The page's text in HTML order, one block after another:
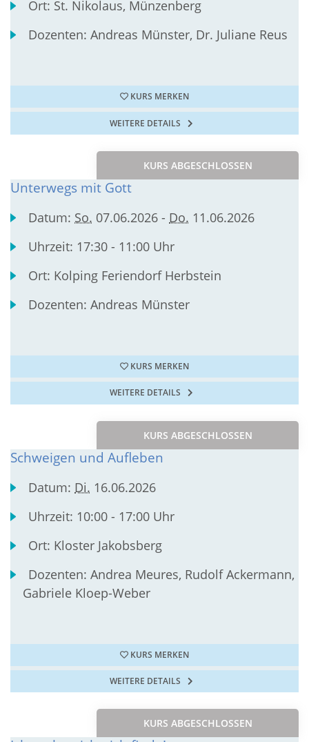
Ort: St. Nikolaus, Münzenberg
Dozenten:Andreas Münster, Dr. Juliane Reus
KURS MERKEN
WEITERE DETAILS
KURS ABGESCHLOSSEN
Unterwegs mit Gott
Datum: So. 07.06.2026 - Do. 11.06.2026
Uhrzeit: 17:30 - 11:00 Uhr
Ort: Kolping Feriendorf Herbstein
Dozenten:Andreas Münster
KURS MERKEN
WEITERE DETAILS
KURS ABGESCHLOSSEN
Schweigen und Aufleben
Datum: Di. 16.06.2026
Uhrzeit: 10:00 - 17:00 Uhr
Ort: Kloster Jakobsberg
Dozenten:Andrea Meures, Rudolf Ackermann,
Gabriele Kloep-Weber
KURS MERKEN
WEITERE DETAILS
KURS ABGESCHLOSSEN